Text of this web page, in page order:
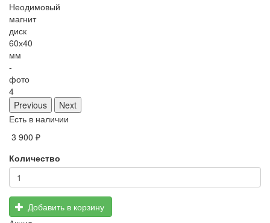
Неодимовый
магнит
диск
60х40
мм
-
фото
4
Previous
Next
Есть в наличии
3 900 ₽
Количество
Добавить в корзину